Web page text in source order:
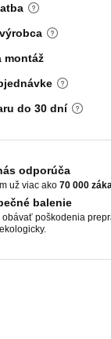
montáž
do 30 dní
odporúča
už viac ako 70 000
balenie
obávať poškodenia